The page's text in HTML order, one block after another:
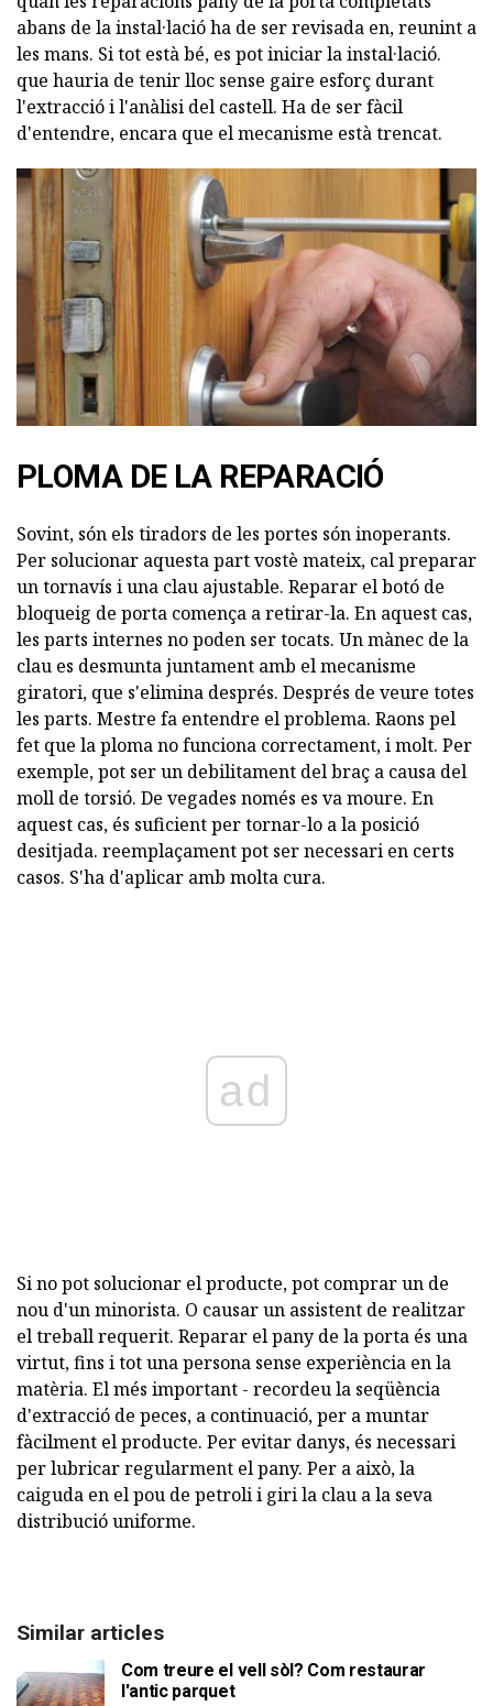
abans de la instal·lació ha de ser revisada en, reunint a
les mans. Si tot està bé, es pot iniciar la instal·lació.
que hauria de tenir lloc sense gaire esforç durant
l'extracció i l'anàlisi del castell. Ha de ser fàcil
d'entendre, encara que el mecanisme està trencat.
PLOMA DE LA REPARACIÓ
Sovint, són els tiradors de les portes són inoperants.
Per solucionar aquesta part vostè mateix, cal preparar
un tornavís i una clau ajustable. Reparar el botó de
bloqueig de porta comença a retirar-la. En aquest cas,
les parts internes no poden ser tocats. Un mànec de la
clau es desmunta juntament amb el mecanisme
giratori, que s'elimina després. Després de veure totes
les parts. Mestre fa entendre el problema. Raons pel
fet que la ploma no funciona correctament, i molt. Per
exemple, pot ser un debilitament del braç a causa del
moll de torsió. De vegades només es va moure. En
aquest cas, és suficient per tornar-lo a la posició
desitjada. reemplaçament pot ser necessari en certs
casos. S'ha d'aplicar amb molta cura.
ad
Si no pot solucionar el producte, pot comprar un de
nou d'un minorista. O causar un assistent de realitzar
el treball requerit. Reparar el pany de la porta és una
virtut, fins i tot una persona sense experiència en la
matèria. El més important - recordeu la seqüència
d'extracció de peces, a continuació, per a muntar
fàcilment el producte. Per evitar danys, és necessari
per lubricar regularment el pany. Per a això, la
caiguda en el pou de petroli i giri la clau a la seva
distribució uniforme.
Similar articles
Com treure el vell sòl? Com restaurar
l'antic parquet